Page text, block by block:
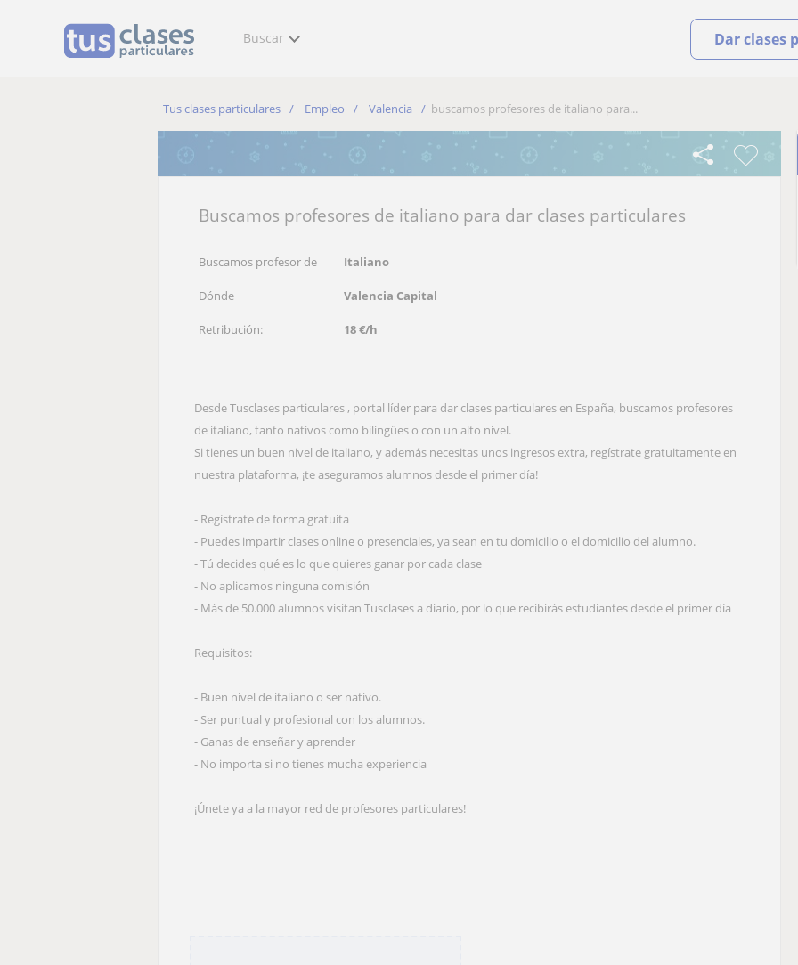
Buscar Dar clases
Tus clases particulares Empleo Valencia buscamos profesores de italiano para...
Buscamos profesores de italiano para dar clases particulares
Buscamos profesor de Italiano
Dónde Valencia Capital
Retribución: 18 €/h
Desde Tusclases particulares , portal líder para dar clases particulares en España, buscamos profesores
de italiano, tanto nativos como bilingües o con un alto nivel.
Si tienes un buen nivel de italiano, y además necesitas unos ingresos extra, regístrate gratuitamente en
nuestra plataforma, ¡te aseguramos alumnos desde el primer día!
- Regístrate de forma gratuita
- Puedes impartir clases online o presenciales, ya sean en tu domicilio o el domicilio del alumno.
- Tú decides qué es lo que quieres ganar por cada clase
- No aplicamos ninguna comisión
- Más de 50.000 alumnos visitan Tusclases a diario, por lo que recibirás estudiantes desde el primer día
Requisitos:
- Buen nivel de italiano o ser nativo.
- Ser puntual y profesional con los alumnos.
- Ganas de enseñar y aprender
- No importa si no tienes mucha experiencia
¡Únete ya a la mayor red de profesores particulares!